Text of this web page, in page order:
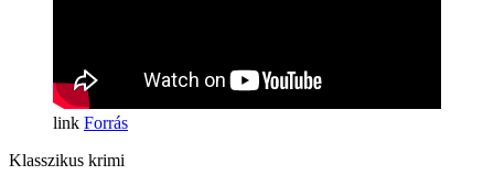
Forrás
Klasszikus krimi